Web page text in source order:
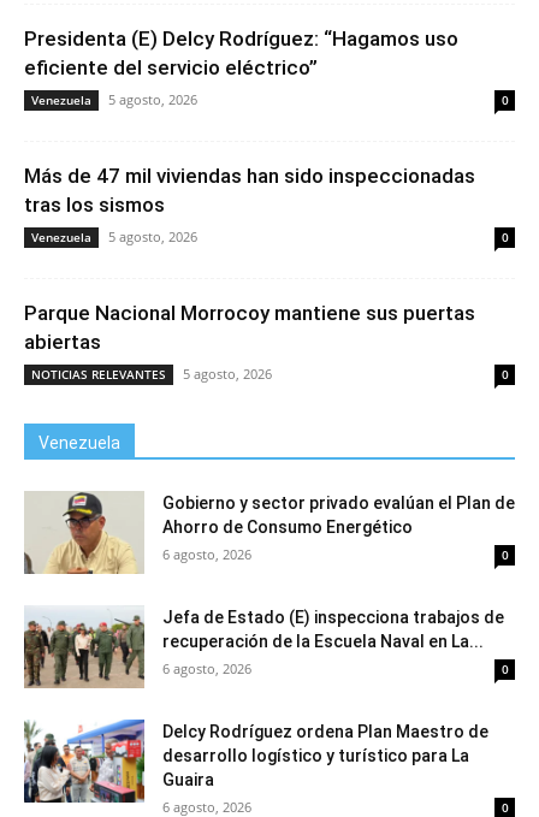
Presidenta (E) Delcy Rodríguez: “Hagamos uso
eficiente del servicio eléctrico”
Venezuela 5 agosto, 2026 0
Más de 47 mil viviendas han sido inspeccionadas
tras los sismos
Venezuela 5 agosto, 2026 0
Parque Nacional Morrocoy mantiene sus puertas
abiertas
NOTICIAS RELEVANTES 5 agosto, 2026 0
Venezuela
Gobierno y sector privado evalúan el Plan de
Ahorro de Consumo Energético
6 agosto, 2026 0
Jefa de Estado (E) inspecciona trabajos de
recuperación de la Escuela Naval en La...
6 agosto, 2026 0
Delcy Rodríguez ordena Plan Maestro de
desarrollo logístico y turístico para La
Guaira
6 agosto, 2026 0